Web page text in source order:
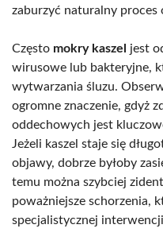
zaburzyć naturalny proces
Często mokry kaszel
jest
wirusowe lub bakteryjne,
wytwarzania śluzu.
ogromne znaczenie, gdyż
oddechowych jest
Jeżeli kaszel staje się
objawy, dobrze byłoby
temu można szybciej
poważniejsze schorzenia,
specjalistycznej